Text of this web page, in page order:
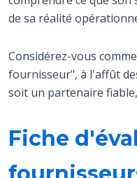
de sa réalité
Considérez-vous
fournisseur", à l'affût
soit un partenaire
Fiche